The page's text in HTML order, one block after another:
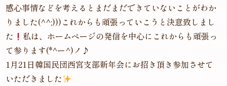
感心事情などを考えるとまだまだできていないことがわか
りました(^^;)))これからも頑張っていこうと決意致しまし
た
私は、ホームページの発信を中心にこれからも頑張っ
て参ります(*^ー^)ノ♪
1月21日韓国民団西宮支部新年会にお招き頂き参加させて
いただきました